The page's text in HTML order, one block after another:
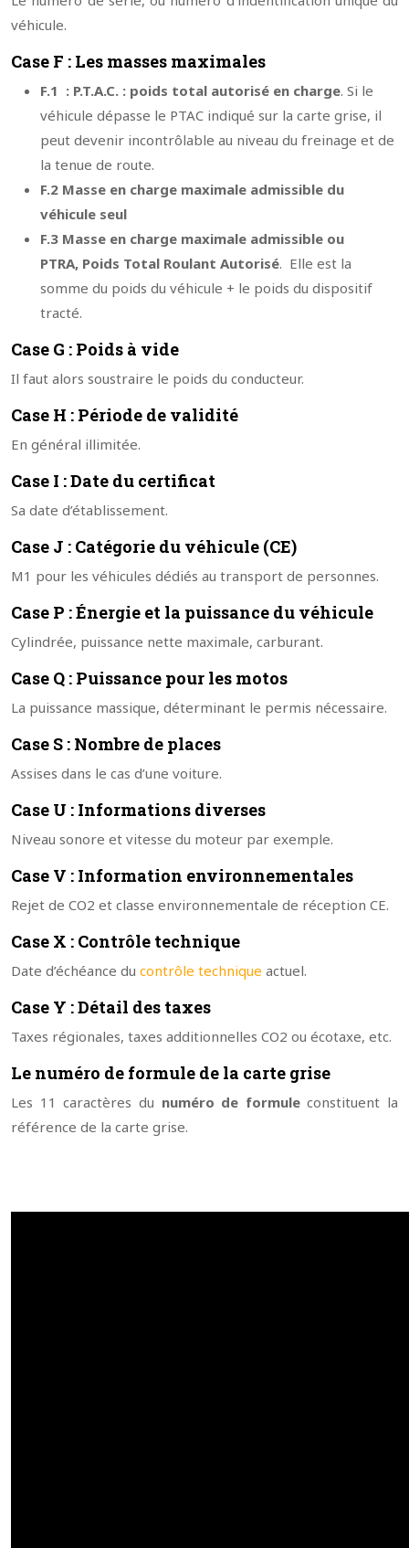
véhicule.
Case F : Les masses maximales
F.1 : P.T.A.C. : poids total autorisé en charge. Si le
véhicule dépasse le PTAC indiqué sur la carte grise, il
peut devenir incontrôlable au niveau du freinage et de
la tenue de route.
F.2 Masse en charge maximale admissible du
véhicule seul
F.3 Masse en charge maximale admissible ou
PTRA, Poids Total Roulant Autorisé. Elle est la
somme du poids du véhicule + le poids du dispositif
tracté.
Case G : Poids à vide
Il faut alors soustraire le poids du conducteur.
Case H : Période de validité
En général illimitée.
Case I : Date du certificat
Sa date d’établissement.
Case J : Catégorie du véhicule (CE)
M1 pour les véhicules dédiés au transport de personnes.
Case P : Énergie et la puissance du véhicule
Cylindrée, puissance nette maximale, carburant.
Case Q : Puissance pour les motos
La puissance massique, déterminant le permis nécessaire.
Case S : Nombre de places
Assises dans le cas d’une voiture.
Case U : Informations diverses
Niveau sonore et vitesse du moteur par exemple.
Case V : Information environnementales
Rejet de CO2 et classe environnementale de réception CE.
Case X : Contrôle technique
Date d’échéance du contrôle technique actuel.
Case Y : Détail des taxes
Taxes régionales, taxes additionnelles CO2 ou écotaxe, etc.
Le numéro de formule de la carte grise
Les 11 caractères du numéro de formuleconstituent la
référence de la carte grise.